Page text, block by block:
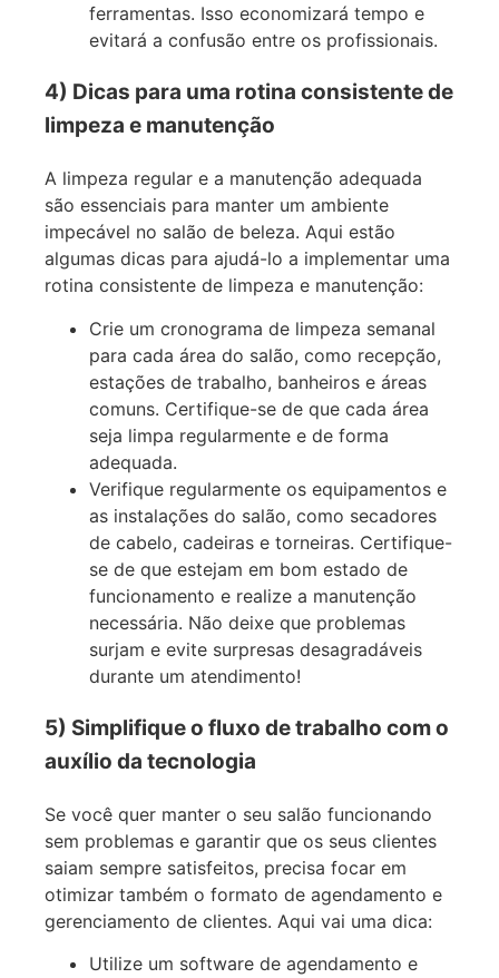
ferramentas. Isso economizará tempo e
evitará a confusão entre os profissionais.
4) Dicas para uma rotina consistente de
limpeza e manutenção
A limpeza regular e a manutenção adequada
são essenciais para manter um ambiente
impecável no salão de beleza. Aqui estão
algumas dicas para ajudá-lo a implementar uma
rotina consistente de limpeza e manutenção:
Crie um cronograma de limpeza semanal
para cada área do salão, como recepção,
estações de trabalho, banheiros e áreas
comuns. Certifique-se de que cada área
seja limpa regularmente e de forma
adequada.
Verifique regularmente os equipamentos e
as instalações do salão, como secadores
de cabelo, cadeiras e torneiras. Certifique-
se de que estejam em bom estado de
funcionamento e realize a manutenção
necessária. Não deixe que problemas
surjam e evite surpresas desagradáveis
durante um atendimento!
5) Simplifique o fluxo de trabalho com o
auxílio da tecnologia
Se você quer manter o seu salão funcionando
sem problemas e garantir que os seus clientes
saiam sempre satisfeitos, precisa focar em
otimizar também o formato de agendamento e
gerenciamento de clientes. Aqui vai uma dica:
Utilize um software de agendamento e